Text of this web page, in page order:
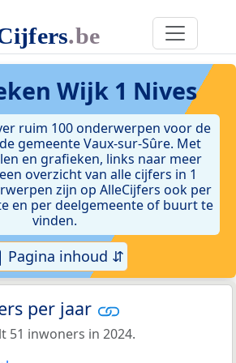
Wijk 1 Nives
ruim 100 onderwerpen voor de
gemeente Vaux-sur-Sûre. Met
en grafieken, links naar meer
overzicht van alle cijfers in 1
zijn op AlleCijfers ook per
en per deelgemeente of buurt te
vinden.
Pagina inhoud ⇵
per jaar
51 inwoners in 2024.